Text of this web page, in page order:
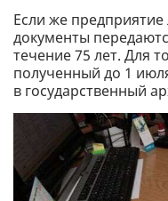
Если же
документы
течение 75 лет. Для
полученный до 1
в государственный